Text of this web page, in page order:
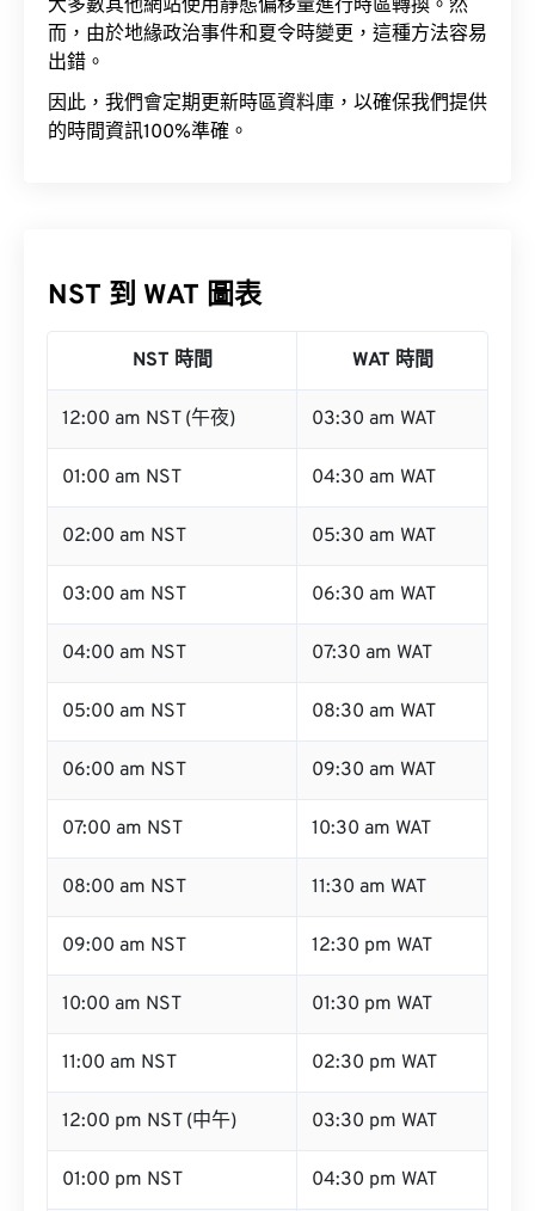
大多數其他網站使用靜態偏移量進行時區轉換。然
而，由於地緣政治事件和夏令時變更，這種方法容易
出錯。
因此，我們會定期更新時區資料庫，以確保我們提供
的時間資訊100%準確。
NST 到 WAT 圖表
NST 時間 WAT 時間
12:00 am NST (午夜) 03:30 am WAT
01:00 am NST 04:30 am WAT
02:00 am NST 05:30 am WAT
03:00 am NST 06:30 am WAT
04:00 am NST 07:30 am WAT
05:00 am NST 08:30 am WAT
06:00 am NST 09:30 am WAT
07:00 am NST 10:30 am WAT
08:00 am NST 11:30 am WAT
09:00 am NST 12:30 pm WAT
10:00 am NST 01:30 pm WAT
11:00 am NST 02:30 pm WAT
12:00 pm NST (中午) 03:30 pm WAT
01:00 pm NST 04:30 pm WAT